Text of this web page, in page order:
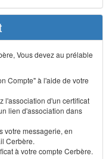
Vous devez au prélable
Compte" à l'aide de votre
l'association d'un certificat
lien d'association dans
votre messagerie, en
Cerbère.
à votre compte Cerbère.